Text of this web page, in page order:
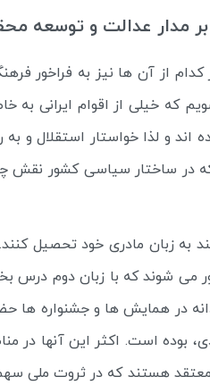
بر مدار عدالت و توسعه
از آن ها نیز به فراخور
که خیلی از اقوام ایرانی به
اند و لذا خواستار استقلال و
که در ساختار سیاسی کشور نقش
اساسی که میخواهند به زبان مادری خود
شوند که با زبان دوم درس
در همایش ها و جشنواره ها
بوده است. اکثر این آنها در
هستند که در ثروت ملی